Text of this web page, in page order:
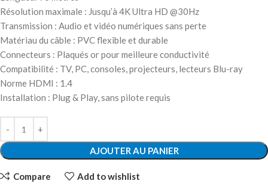
Résolution maximale : Jusqu’à 4K Ultra HD @30Hz
Transmission : Audio et vidéo numériques sans perte
Matériau du câble : PVC flexible et durable
Connecteurs : Plaqués or pour meilleure conductivité
Compatibilité : TV, PC, consoles, projecteurs, lecteurs Blu-ray
Norme HDMI : 1.4
Installation : Plug & Play, sans pilote requis
AJOUTER AU PANIER
Compare Add to wishlist